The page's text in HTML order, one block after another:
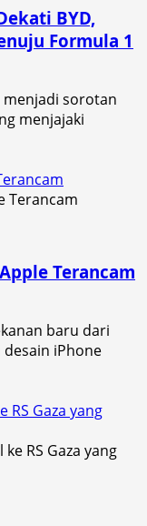
BYD,
Formula 1
sorotan
menjajaki
Terancam
baru dari
iPhone
RS Gaza yang